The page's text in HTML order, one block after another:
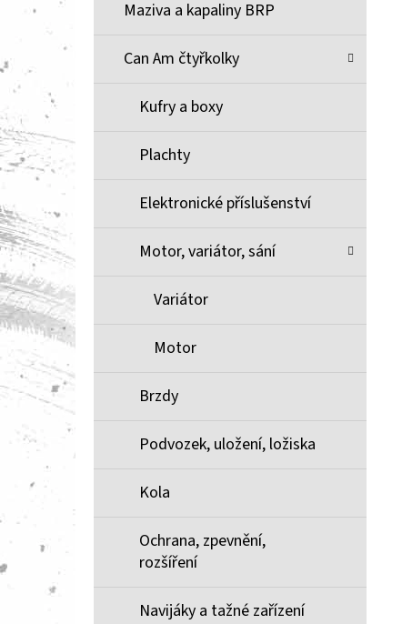
Maziva a kapaliny BRP
Can Am čtyřkolky
Kufry a boxy
Plachty
Elektronické příslušenství
Motor, variátor, sání
Variátor
Motor
Brzdy
Podvozek, uložení, ložiska
Kola
Ochrana, zpevnění,
rozšíření
Navijáky a tažné zařízení
BRZDOVÉ DESTIČKY ZE SLINUTÉHO KOVU
1 100 Kč